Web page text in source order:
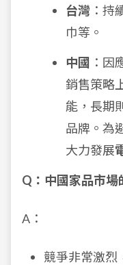
台灣 ：持
巾等。
中國 ：因
銷售策略
能，長期
品牌。為
大力發展
Q：中國家品市場
A：
競爭非常激烈